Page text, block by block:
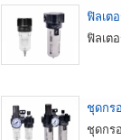
ฟิลเต
ฟิลเต
ชุดกร
ชุดกร